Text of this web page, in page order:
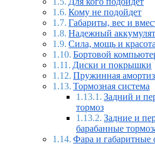
Кому не подойдет
Габариты, вес и
Надежный
Сила, мощь и красота
Бортовой
Диски и покрышки
Пружинная
Тормозная система
Задний и
тормоз
Задние и
барабанные
Фара и габаритные